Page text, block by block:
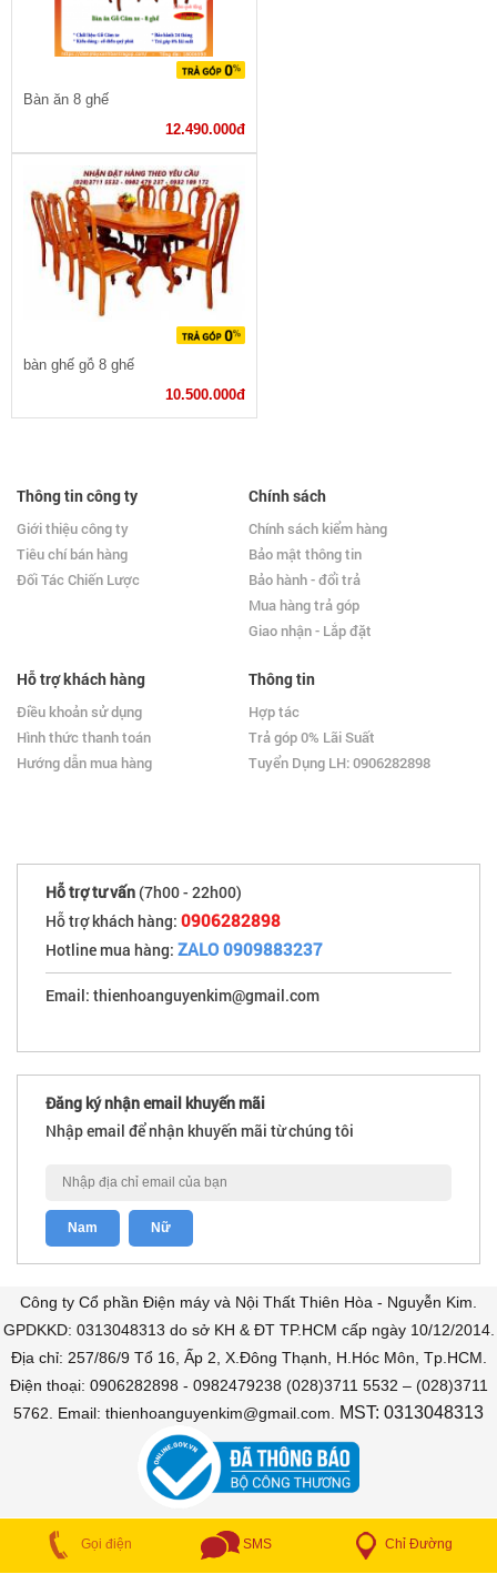
Bàn ăn 8 ghế
12.490.000đ
bàn ghế gỗ 8 ghế
10.500.000đ
Thông tin công ty
Giới thiệu công ty
Tiêu chí bán hàng
Đối Tác Chiến Lược
Chính sách
Chính sách kiểm hàng
Bảo mật thông tin
Bảo hành - đổi trả
Mua hàng trả góp
Giao nhận - Lắp đặt
Hỗ trợ khách hàng
Điều khoản sử dụng
Hình thức thanh toán
Hướng dẫn mua hàng
Thông tin
Hợp tác
Trả góp 0% Lãi Suất
Tuyển Dụng LH: 0906282898
Hỗ trợ tư vấn (7h00 - 22h00)
Hỗ trợ khách hàng: 0906282898
Hotline mua hàng: ZALO 0909883237
Email: thienhoanguyenkim@gmail.com
Đăng ký nhận email khuyến mãi
Nhập email để nhận khuyến mãi từ chúng tôi
Công ty Cổ phần Điện máy và Nội Thất Thiên Hòa - Nguyễn Kim.
GPDKKD: 0313048313 do sở KH & ĐT TP.HCM cấp ngày 10/12/2014.
Địa chỉ: 257/86/9 Tổ 16, Ấp 2, X.Đông Thạnh, H.Hóc Môn, Tp.HCM.
Điện thoại: 0906282898 - 0982479238 (028)3711 5532 – (028)3711
5762. Email: thienhoanguyenkim@gmail.com.
MST: 0313048313
COPYRIGHT © 2018 Bán trả góp. All Rights Reserved
Gọi điện SMS Chỉ Đường